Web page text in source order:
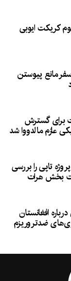
کریکت ایوبی
مانع پیوستن
برای گسترش
عازم مالدووا شد
تاپی را بررسی
بخش هرات
افغانستان
ضدتروریزم